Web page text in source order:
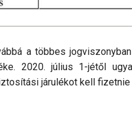
a többes
2020. július 1-jétől
járulékot kell